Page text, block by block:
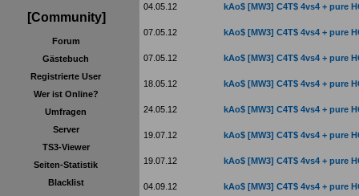
[Community]
Forum
Gästebuch
Registrierte User
Wer ist Online?
Umfragen
Server
TS3-Viewer
Seiten-Statistik
Blacklist
04.05.12 kAo$ [MW3] C4T$ 4vs4 + pure
07.05.12 kAo$ [MW3] C4T$ 4vs4 + pure
07.05.12 kAo$ [MW3] C4T$ 4vs4 + pure
18.05.12 kAo$ [MW3] C4T$ 4vs4 + pure
24.05.12 kAo$ [MW3] C4T$ 4vs4 + pure
19.07.12 kAo$ [MW3] C4T$ 4vs4 + pure
19.07.12 kAo$ [MW3] C4T$ 4vs4 + pure
04.09.12 kAo$ [MW3] C4T$ 4vs4 + pure